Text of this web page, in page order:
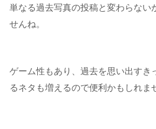
単なる過去写真の投稿と変わらない
せんね。
ゲーム性もあり、過去を思い出すき
るネタも増えるので便利かもしれま